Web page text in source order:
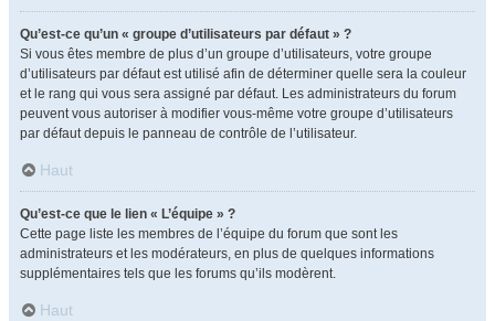
Qu’est-ce qu’un « groupe d’utilisateurs par défaut » ?
Si vous êtes membre de plus d’un groupe d’utilisateurs, votre groupe
d’utilisateurs par défaut est utilisé afin de déterminer quelle sera la couleur
et le rang qui vous sera assigné par défaut. Les administrateurs du forum
peuvent vous autoriser à modifier vous-même votre groupe d’utilisateurs
par défaut depuis le panneau de contrôle de l’utilisateur.
Haut
Qu’est-ce que le lien « L’équipe » ?
Cette page liste les membres de l’équipe du forum que sont les
administrateurs et les modérateurs, en plus de quelques informations
supplémentaires tels que les forums qu’ils modèrent.
Haut